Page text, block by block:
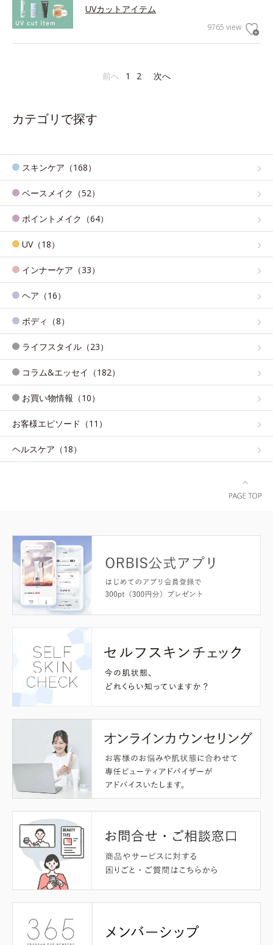
UVカットアイテム
9765 view
前へ 1 2 次へ
カテゴリで探す
スキンケア（168）
ベースメイク（52）
ポイントメイク（64）
UV（18）
インナーケア（33）
ヘア（16）
ボディ（8）
ライフスタイル（23）
コラム&エッセイ（182）
お買い物情報（10）
お客様エピソード（11）
ヘルスケア（18）